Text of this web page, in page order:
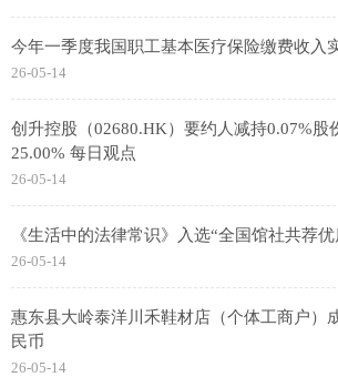
今年一季度我国职工基本医疗保险缴费收入
26-05-14
创升控股（02680.HK）要约人减持0.07%股
25.00% 每日观点
26-05-14
《生活中的法律常识》入选“全国馆社共荐
26-05-14
惠东县大岭泰洋川禾鞋材店（个体工商户）
民币
26-05-14